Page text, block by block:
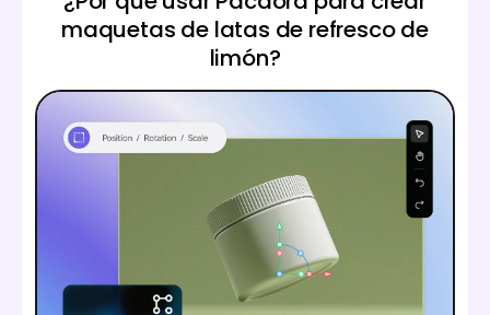
maquetas de latas de refresco de
limón?